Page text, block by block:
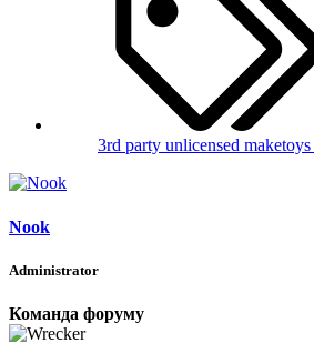
3rd party unlicensed maketoys
Nook
Administrator
Команда форуму